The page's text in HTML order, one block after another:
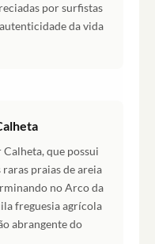
por surfistas
da vida
que possui
praias de areia
no Arco da
freguesia agrícola
abrangente do